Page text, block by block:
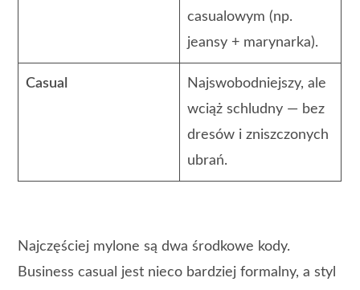
casualowym (np.
jeansy + marynarka).
Casual
Najswobodniejszy, ale
wciąż schludny — bez
dresów i zniszczonych
ubrań.
Najczęściej mylone są dwa środkowe kody.
Business casual jest nieco bardziej formalny, a styl